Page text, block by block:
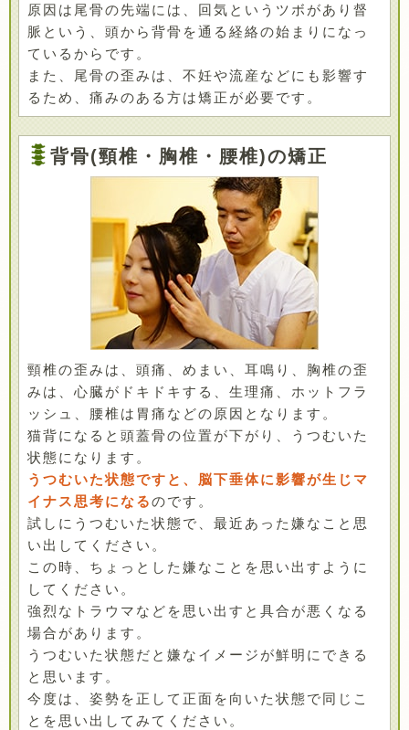
原因は尾骨の先端には、回気というツボがあり督
脈という、頭から背骨を通る経絡の始まりになっ
ているからです。
また、尾骨の歪みは、不妊や流産などにも影響す
るため、痛みのある方は矯正が必要です。
背骨(頸椎・胸椎・腰椎)の矯正
頸椎の歪みは、頭痛、めまい、耳鳴り、胸椎の歪
みは、心臓がドキドキする、生理痛、ホットフラ
ッシュ、腰椎は胃痛などの原因となります。
猫背になると頭蓋骨の位置が下がり、うつむいた
状態になります。
うつむいた状態ですと、脳下垂体に影響が生じマ
イナス思考になるのです。
試しにうつむいた状態で、最近あった嫌なこと思
い出してください。
この時、ちょっとした嫌なことを思い出すように
してください。
強烈なトラウマなどを思い出すと具合が悪くなる
場合があります。
うつむいた状態だと嫌なイメージが鮮明にできる
と思います。
今度は、姿勢を正して正面を向いた状態で同じこ
とを思い出してみてください。